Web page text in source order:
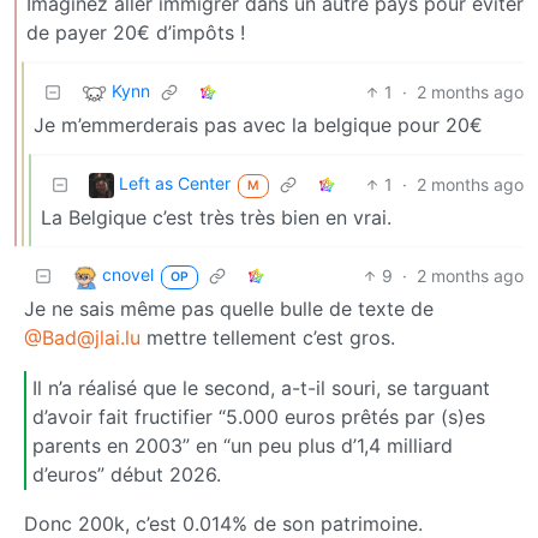
de payer 20€ d’impôts !
Kynn 1 · 2 months ago
Je m’emmerderais pas avec la belgique pour 20€
Left as Center M 1 · 2 months ago
La Belgique c’est très très bien en vrai.
cnovel OP 9 · 2 months ago
Je ne sais même pas quelle bulle de texte de
@Bad@jlai.lu mettre tellement c’est gros.
Il n’a réalisé que le second, a-t-il souri, se targuant
d’avoir fait fructifier “5.000 euros prêtés par (s)es
parents en 2003” en “un peu plus d’1,4 milliard
d’euros” début 2026.
Donc 200k, c’est 0.014% de son patrimoine.